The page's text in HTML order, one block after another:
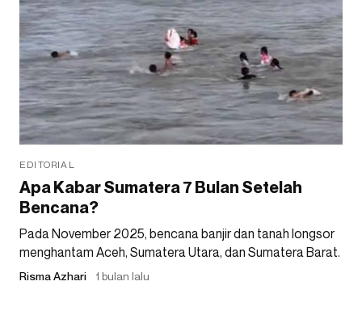
EDITORIAL
Apa Kabar Sumatera 7 Bulan Setelah
Bencana?
Pada November 2025, bencana banjir dan tanah longsor
menghantam Aceh, Sumatera Utara, dan Sumatera Barat.
Risma Azhari 1 bulan lalu